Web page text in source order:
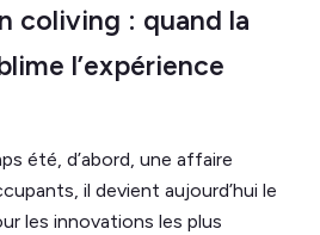
coliving : quand la
l’expérience
été, d’abord, une affaire
il devient aujourd’hui le
les innovations les plus